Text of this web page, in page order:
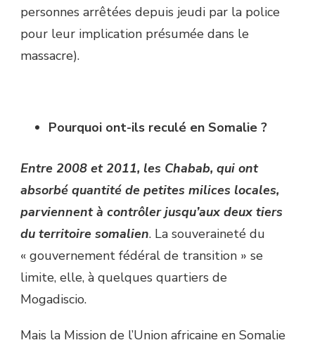
personnes arrêtées depuis jeudi par la police
pour leur implication présumée dans le
massacre).
Pourquoi ont-ils reculé en Somalie ?
Entre 2008 et 2011, les Chabab, qui ont
absorbé quantité de petites milices locales,
parviennent à contrôler jusqu’aux deux tiers
du territoire somalien. La souveraineté du
« gouvernement fédéral de transition » se
limite, elle, à quelques quartiers de
Mogadiscio.
Mais la Mission de l’Union africaine en Somalie